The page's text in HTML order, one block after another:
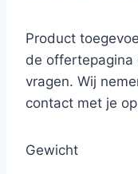
Product
de
vragen. Wij
contact met je
Gewicht